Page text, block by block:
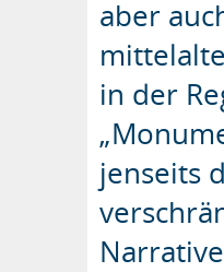
aber
in der
jenseits